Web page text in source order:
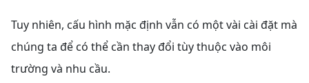
Tuy nhiên, cấu hình mặc định vẫn có một vài cài đặt mà
chúng ta để có thể cần thay đổi tùy thuộc vào môi
trường và nhu cầu.